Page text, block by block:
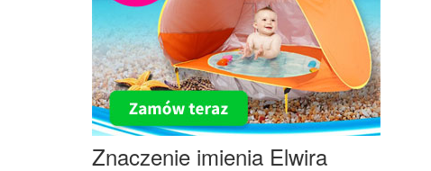
Znaczenie imienia Elwira